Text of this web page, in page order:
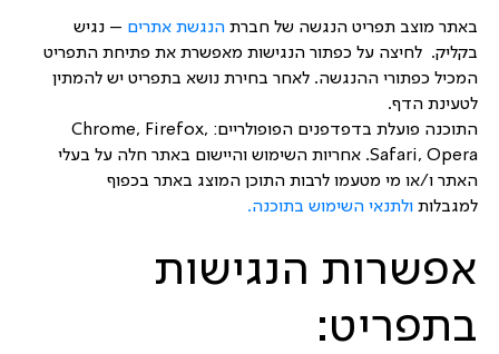
באתר מוצב תפריט הנגשה של חברת הנגשת אתרים – נגיש
בקליק. לחיצה על כפתור הנגישות מאפשרת את פתיחת התפריט
המכיל כפתורי ההנגשה. לאחר בחירת נושא בתפריט יש להמתין
לטעינת הדף.
התוכנה פועלת בדפדפנים הפופולריים: Chrome, Firefox,
Safari, Opera. אחריות השימוש והיישום באתר חלה על בעלי
האתר ו/או מי מטעמו לרבות התוכן המוצג באתר בכפוף
למגבלות ולתנאי השימוש בתוכנה.
אפשרות הנגישות
בתפריט: